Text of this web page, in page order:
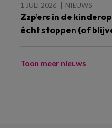
1 JULI 2026 NIEUWS
Zzp’ers in de
écht stoppen (of
Toon meer nieuws